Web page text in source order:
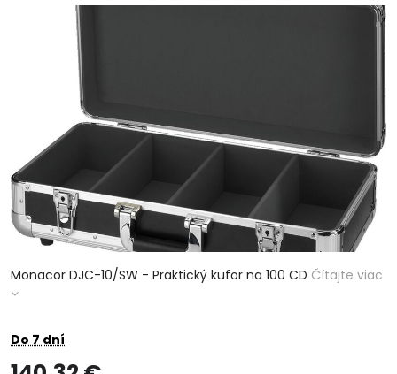
Monacor DJC-10/SW - Praktický kufor na 100 CD Čítajte viac
Do 7 dní